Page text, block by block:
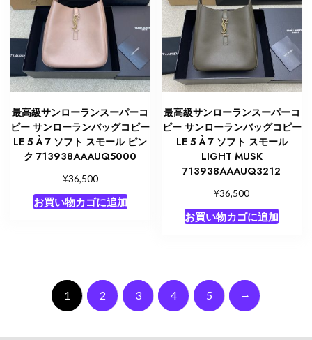
最高級サンローランスーパーコ
ピー サンローランバッグコピー
LE 5 À 7 ソフト スモール ピン
ク 713938AAAUQ5000
¥36,500
お買い物カゴに追加
最高級サンローランスーパーコ
ピー サンローランバッグコピー
LE 5 À 7 ソフト スモール
LIGHT MUSK
713938AAAUQ3212
¥36,500
お買い物カゴに追加
1 2 3 4 5 →